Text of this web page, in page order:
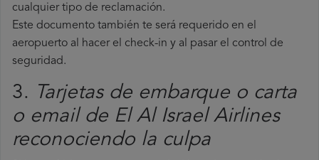
cualquier tipo de reclamación.
Este documento también te será requerido en el
aeropuerto al hacer el check-in y al pasar el control de
seguridad.
3.
Tarjetas de embarque o carta
o email de El Al Israel Airlines
reconociendo la culpa